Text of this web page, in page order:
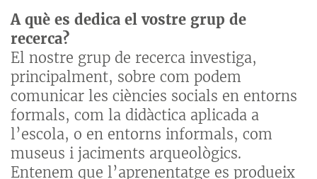
A què es dedica el vostre grup de
recerca?
El nostre grup de recerca investiga,
principalment, sobre com podem
comunicar les ciències socials en entorns
formals, com la didàctica aplicada a
l’escola, o en entorns informals, com
museus i jaciments arqueològics.
Entenem que l’aprenentatge es produeix